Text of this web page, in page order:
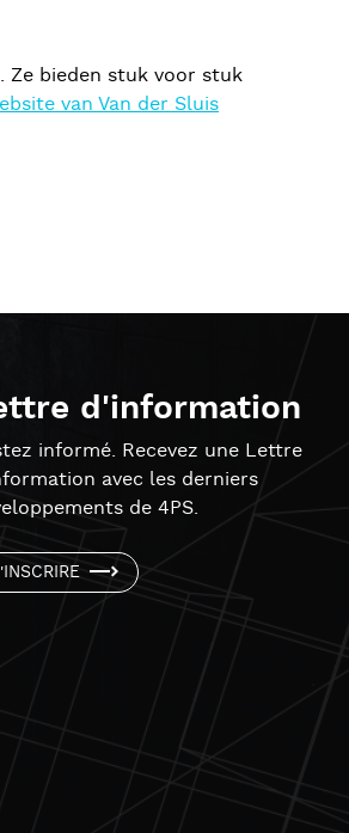
Ze bieden stuk voor stuk
van Van der Sluis
d'information
informé. Recevez une Lettre
avec les derniers
de 4PS.